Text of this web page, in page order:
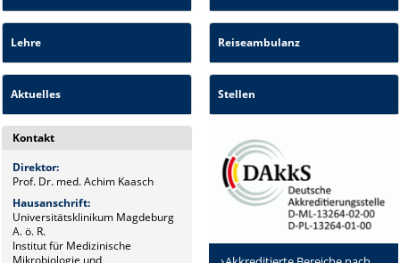
Lehre Reiseambulanz
Aktuelles Stellen
Kontakt
Direktor:
Prof. Dr. med. Achim Kaasch
Hausanschrift:
Universitätsklinikum Magdeburg
A. ö. R.
Institut für Medizinische
Mikrobiologie und